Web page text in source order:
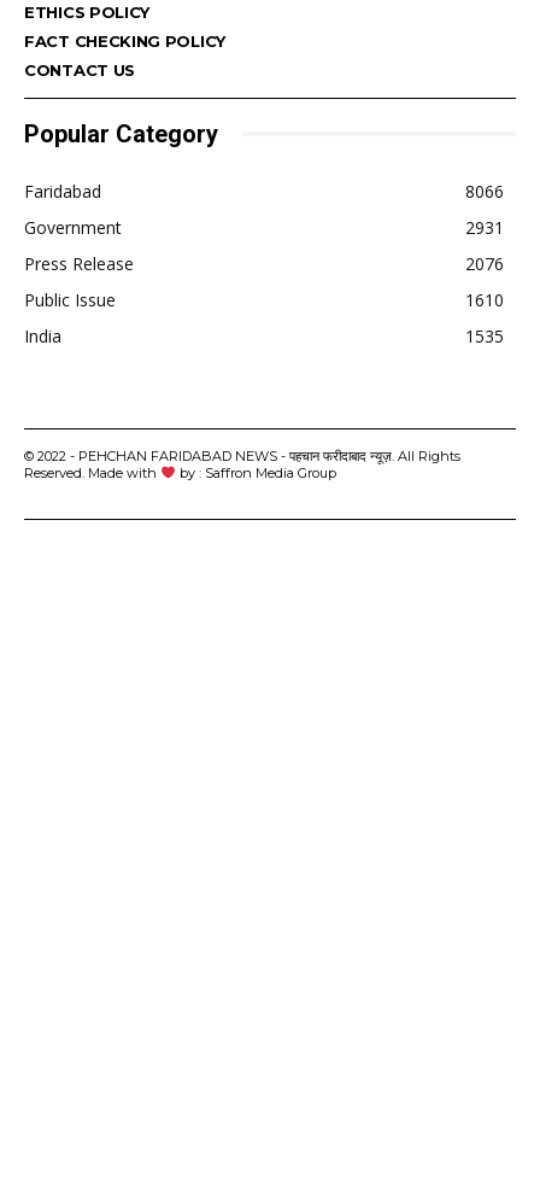
ETHICS POLICY
FACT CHECKING POLICY
CONTACT US
Popular Category
Faridabad
8066
Government
2931
Press Release
2076
Public Issue
1610
India
1535
© 2022 - PEHCHAN FARIDABAD NEWS - पहचान फरीदाबाद न्यूज़. All Rights
Reserved. Made with
by : Saffron Media Group